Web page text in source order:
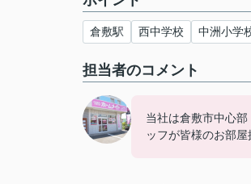
倉敷駅 西中学校 中洲小学
担当者のコメント
当社は倉敷市中心
ッフが皆様のお部